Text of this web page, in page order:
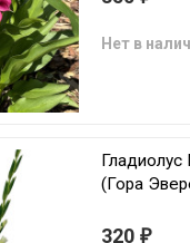
Нет в
(Гора
320 ₽